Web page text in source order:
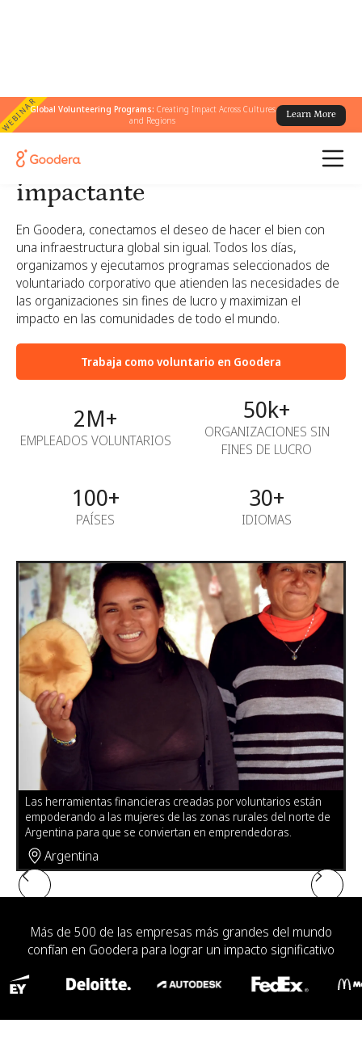
WEBINARGlobal Volunteering Programs: Creating Impact Across Cultures
and Regions
Learn More
El voluntariado corporativo
hecho simple, atractivo e
impactante
En Goodera, conectamos el deseo de hacer el bien con
una infraestructura global sin igual. Todos los días,
organizamos y ejecutamos programas seleccionados de
voluntariado corporativo que atienden las necesidades de
las organizaciones sin fines de lucro y maximizan el
impacto en las comunidades de todo el mundo.
Trabaja como voluntario en Goodera
2M+
EMPLEADOS VOLUNTARIOS
50k+
ORGANIZACIONES SIN
FINES DE LUCRO
100+
PAÍSES
30+
IDIOMAS
Leticia Gonzales, que tiene problemas con la electricidad poco
confiable en su hogar en México, usa lámparas solares
hechas por voluntarios para coser y completar sus deberes
del instituto.
Mexico
Slide 4 of 6.
Más de 500 de las empresas más grandes del mundo
confían en Goodera para lograr un impacto significativo